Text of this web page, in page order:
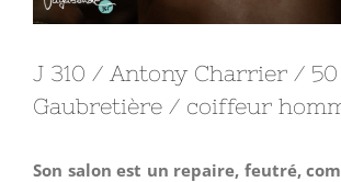
J 310 / Antony Charrier /
Gaubretière / coiffeur
Son salon est un repaire, feutré,